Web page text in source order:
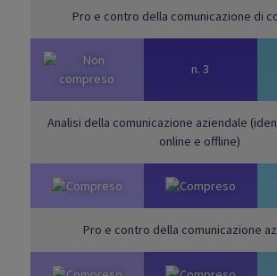
Pro e contro della comunicazione di
n. 3
Analisi della comunicazione aziendale
online e offline)
Pro e contro della comunicazione